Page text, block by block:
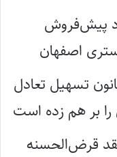
پیش‌فروش
اصفهان
تسهیل تعادل
را بر هم زده است
عقد قرض‌الحسنه